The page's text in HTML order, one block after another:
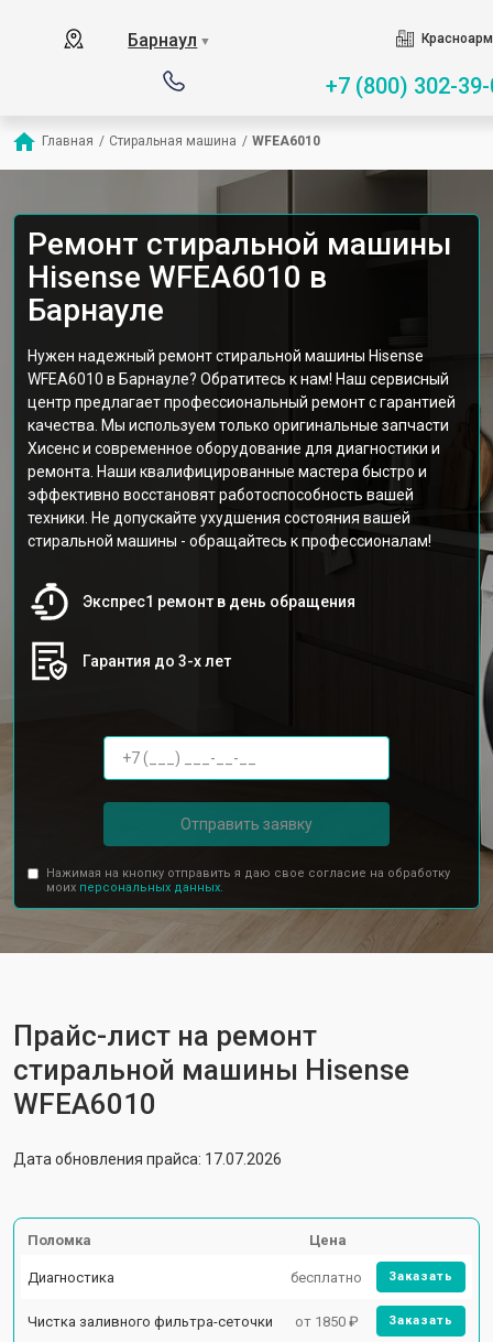
Барнаул ▼
+7 (800) 302-
Главная / Стиральная машина / WFEA6010
Ремонт стиральной машины
Hisense WFEA6010 в
Барнауле
Нужен надежный ремонт стиральной машины Hisense
WFEA6010 в Барнауле? Обратитесь к нам! Наш сервисный
центр предлагает профессиональный ремонт с гарантией
качества. Мы используем только оригинальные запчасти
Хисенс и современное оборудование для диагностики и
ремонта. Наши квалифицированные мастера быстро и
эффективно восстановят работоспособность вашей
техники. Не допускайте ухудшения состояния вашей
стиральной машины - обращайтесь к профессионалам!
Экспрес1 ремонт в день обращения
Гарантия до 3-х лет
Отправить заявку
Нажимая на кнопку отправить я даю свое согласие на обработку
моих персональных данных.
Прайс-лист на ремонт
стиральной машины Hisense
WFEA6010
Дата обновления прайса: 17.07.2026
Поломка Цена
Диагностика бесплатно Заказать
Чистка заливного фильтра-сеточки от 1850 ₽ Заказать